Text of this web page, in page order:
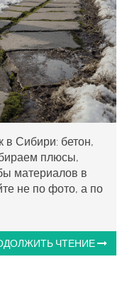
в Сибири: бетон,
плюсы,
материалов в
не по фото, а по
ЧТЕНИЕ